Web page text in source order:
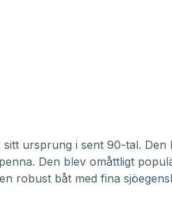
ursprung i sent 90-tal. Den
Den blev omåttligt
robust båt med fina